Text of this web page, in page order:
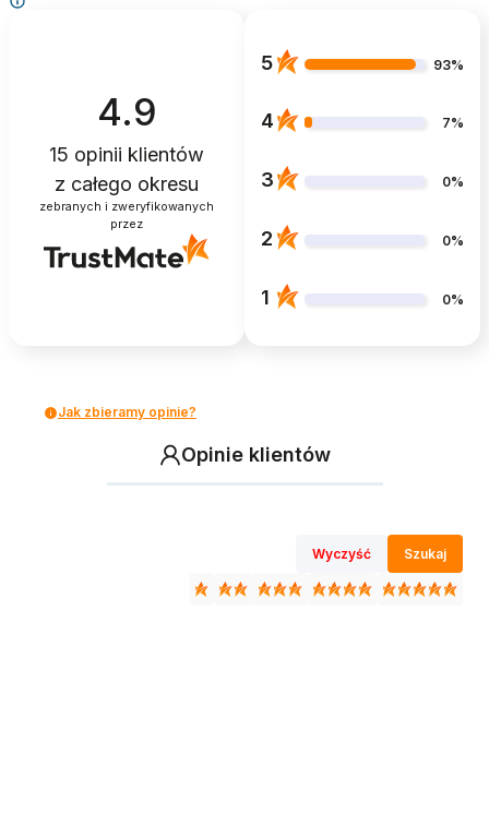
4.9
15 opinii klientów
z całego okresu
zebranych i zweryfikowanych
przez
5 93%
4 7%
3 0%
2 0%
1 0%
Jak zbieramy opinie?
Opinie klientów
Wyczyść Szukaj